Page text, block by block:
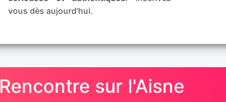
vous dès aujourd’hui.
Rencontre sur l'Aisne